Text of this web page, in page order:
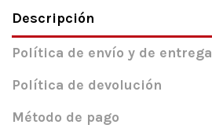
Descripción
Política de envío y de entrega
Política de devolución
Método de pago